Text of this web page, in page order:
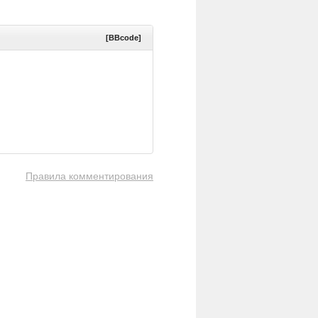
[BBcode]
Правила комментирования